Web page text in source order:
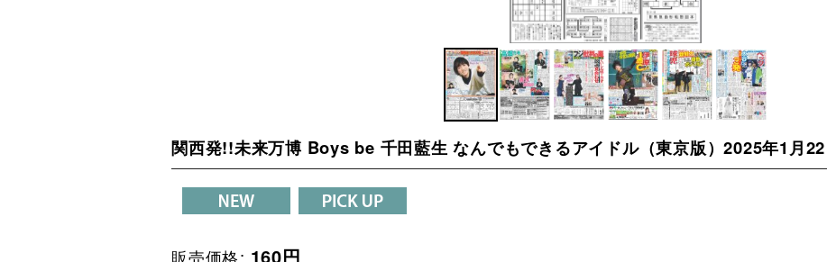
関西発!!未来万博 Boys be 千田藍生 なんでもできるアイドル（東京版）2025年1月
販売価格: 160円